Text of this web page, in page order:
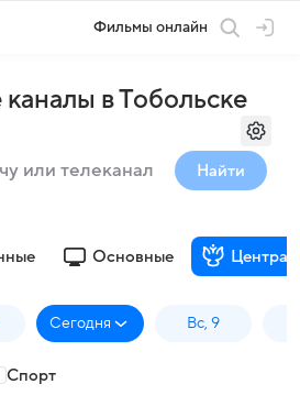
Фильмы онлайн
в Тобольске
Найти
Основные
Сегодня Вс, 9
Спорт